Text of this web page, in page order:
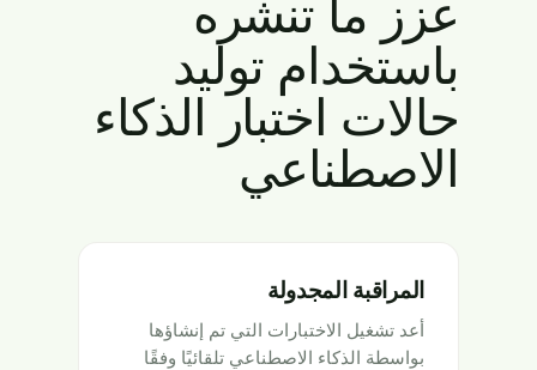
عزز ما تنشره
باستخدام توليد
حالات اختبار الذكاء
الاصطناعي
المراقبة المجدولة
أعد تشغيل الاختبارات التي تم إنشاؤها
بواسطة الذكاء الاصطناعي تلقائيًا وفقًا